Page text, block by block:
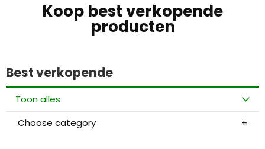
Koop best verkopende
producten
Best verkopende
Toon alles
Choose category